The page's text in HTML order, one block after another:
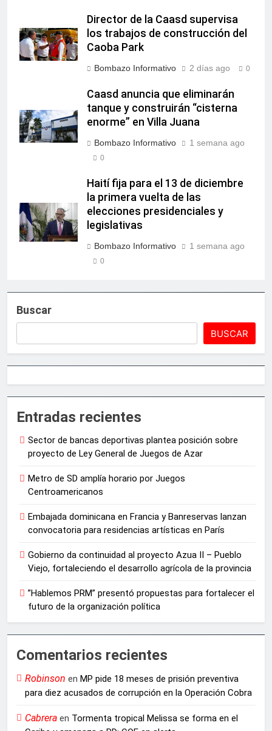
Director de la Caasd supervisa
los trabajos de construcción del
Caoba Park
Bombazo Informativo 2 días ago 0
Caasd anuncia que eliminarán
tanque y construirán “cisterna
enorme” en Villa Juana
Bombazo Informativo 1 semana ago
0
Haití fija para el 13 de diciembre
la primera vuelta de las
elecciones presidenciales y
legislativas
Bombazo Informativo 1 semana ago
0
Buscar
BUSCAR
Entradas recientes
Sector de bancas deportivas plantea posición sobre
proyecto de Ley General de Juegos de Azar
Metro de SD amplía horario por Juegos
Centroamericanos
Embajada dominicana en Francia y Banreservas lanzan
convocatoria para residencias artísticas en París
Gobierno da continuidad al proyecto Azua II – Pueblo
Viejo, fortaleciendo el desarrollo agrícola de la provincia
”Hablemos PRM” presentó propuestas para fortalecer el
futuro de la organización política
Comentarios recientes
Robinson en MP pide 18 meses de prisión preventiva
para diez acusados de corrupción en la Operación Cobra
Cabrera en Tormenta tropical Melissa se forma en el